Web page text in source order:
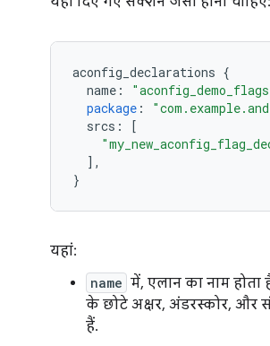
aconfig_declarations {
name :
package :
srcs :
[
],
}
यहां:
name में, एलान का नाम होता
के छोटे अक्षर, अंडरस्कोर, और
हैं.